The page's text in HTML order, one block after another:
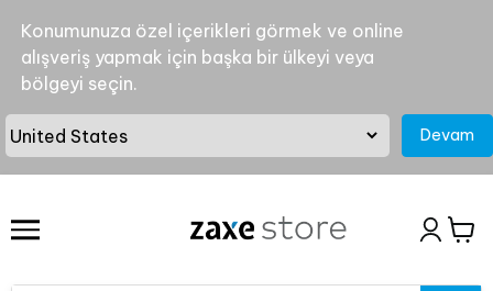
Konumunuza özel içerikleri görmek ve online
alışveriş yapmak için başka bir ülkeyi veya
bölgeyi seçin.
Devam